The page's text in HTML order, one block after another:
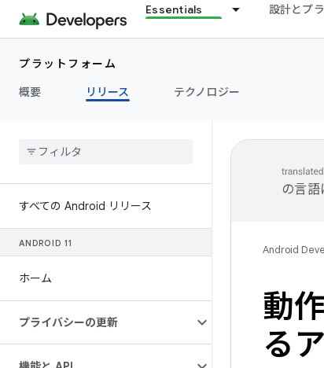
Essentials 設計とプ
プラットフォーム
概要
リリース テクノロジー
すべての Android リリース
ANDROID 11
ホーム
プライバシーの更新
の言語
Android
動
る